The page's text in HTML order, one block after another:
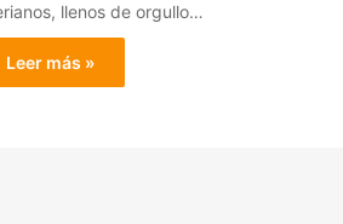
llenos de orgullo…
Leer más »